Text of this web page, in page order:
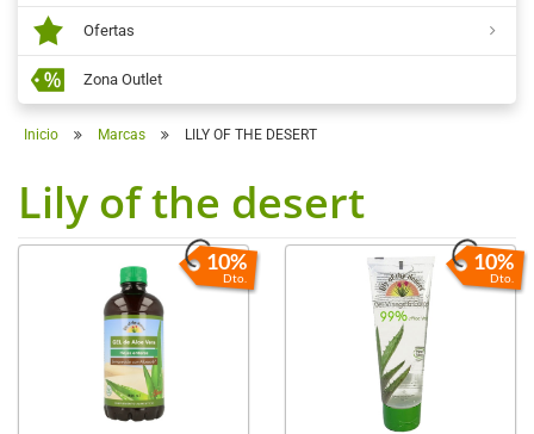
Ofertas
Zona Outlet
Inicio Marcas LILY OF THE DESERT
Lily of the desert
10%
Dto.
10%
Dto.